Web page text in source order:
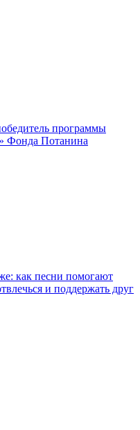
программы
Фонда Потанина
как песни помогают
и поддержать друг